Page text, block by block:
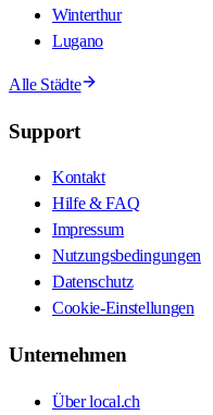
Winterthur
Lugano
Alle Städte
Support
Kontakt
Hilfe & FAQ
Impressum
Nutzungsbedingungen
Datenschutz
Cookie-Einstellungen
Unternehmen
Über local.ch